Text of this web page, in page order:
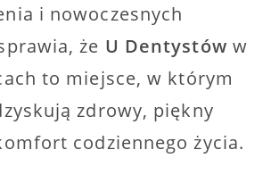
i nowoczesnych
że U Dentystów w
to miejsce, w którym
zdrowy, piękny
codziennego życia.